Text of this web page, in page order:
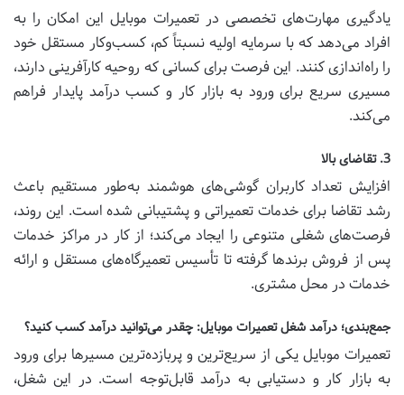
یادگیری مهارت‌های تخصصی در تعمیرات موبایل این امکان را به
افراد می‌دهد که با سرمایه اولیه نسبتاً کم، کسب‌وکار مستقل خود
را راه‌اندازی کنند. این فرصت برای کسانی که روحیه کارآفرینی دارند،
مسیری سریع برای ورود به بازار کار و کسب درآمد پایدار فراهم
می‌کند.
3. تقاضای بالا
افزایش تعداد کاربران گوشی‌های هوشمند به‌طور مستقیم باعث
رشد تقاضا برای خدمات تعمیراتی و پشتیبانی شده است. این روند،
فرصت‌های شغلی متنوعی را ایجاد می‌کند؛ از کار در مراکز خدمات
پس از فروش برندها گرفته تا تأسیس تعمیرگاه‌های مستقل و ارائه
خدمات در محل مشتری.
جمع‌بندی؛ درآمد شغل تعمیرات موبایل: چقدر می‌توانید درآمد کسب کنید؟
تعمیرات موبایل یکی از سریع‌ترین و پربازده‌ترین مسیرها برای ورود
به بازار کار و دستیابی به درآمد قابل‌توجه است. در این شغل،